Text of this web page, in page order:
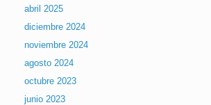
abril 2025
diciembre 2024
noviembre 2024
agosto 2024
octubre 2023
junio 2023